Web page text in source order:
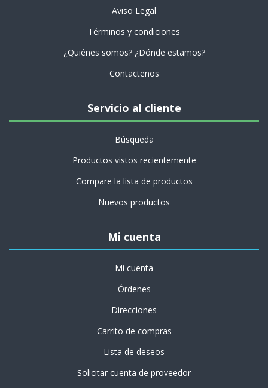
Aviso Legal
Términos y condiciones
¿Quiénes somos? ¿Dónde estamos?
Contactenos
Servicio al cliente
Búsqueda
Productos vistos recientemente
Compare la lista de productos
Nuevos productos
Mi cuenta
Mi cuenta
Órdenes
Direcciones
Carrito de compras
Lista de deseos
Solicitar cuenta de proveedor